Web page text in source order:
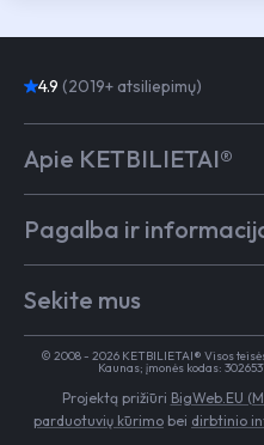
4.9 (2019+ atsiliepimų)
Apie KETBILIETAI®
Kaip mokytis
Testai
Test in English
Kontaktai
Vairavimo mokykloms
Apie KETBILIETAI®
Pagalba ir
Dažniausiai užduodami
Egzaminai Regitroje
Medicininė pažyma
Naujienos
Sekite mus
TikTok
Facebook
Instagram
© 2008 - 2026 KETBILIETAI® Visos
Kaunas; įmonės kodas:
Projektą prižiūri BigWeb.EU
parduotuvių kūrimo bei dirbtinio